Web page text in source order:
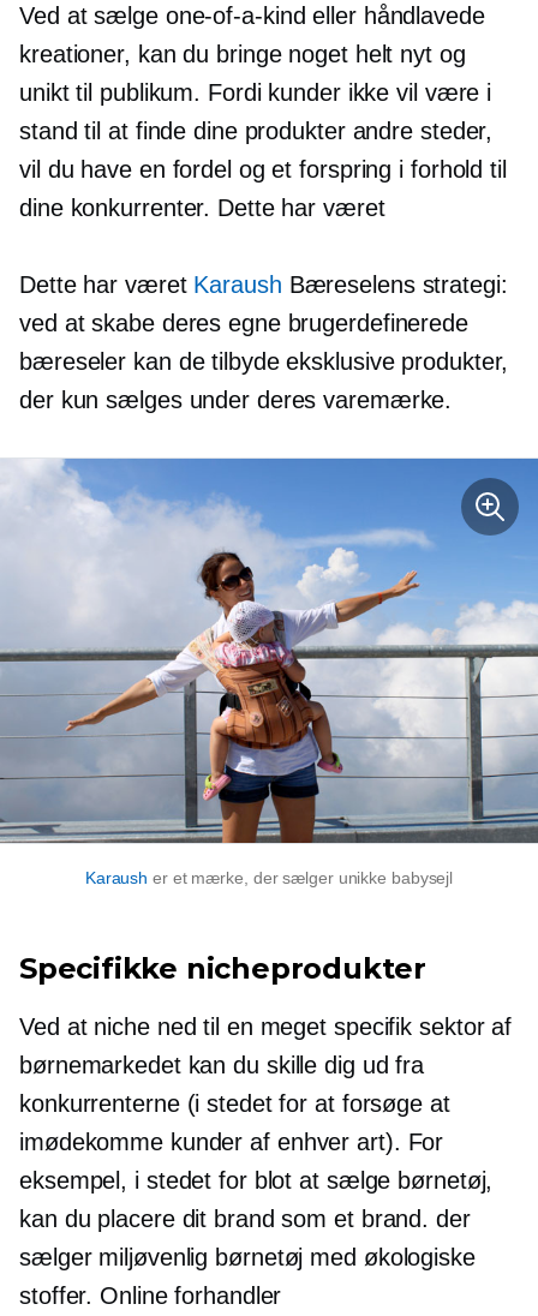
Ved at sælge one-of-a-kind eller håndlavede
kreationer, kan du bringe noget helt nyt og
unikt til publikum. Fordi kunder ikke vil være i
stand til at finde dine produkter andre steder,
vil du have en fordel og et forspring i forhold til
dine konkurrenter. Dette har været
Dette har været Karaush Bæreselens strategi:
ved at skabe deres egne brugerdefinerede
bæreseler kan de tilbyde eksklusive produkter,
der kun sælges under deres varemærke.
Karaush er et mærke, der sælger unikke babysejl
Specifikke nicheprodukter
Ved at niche ned til en meget specifik sektor af
børnemarkedet kan du skille dig ud fra
konkurrenterne (i stedet for at forsøge at
imødekomme kunder af enhver art). For
eksempel, i stedet for blot at sælge børnetøj,
kan du placere dit brand som et brand. der
sælger miljøvenlig børnetøj med økologiske
stoffer. Online forhandler